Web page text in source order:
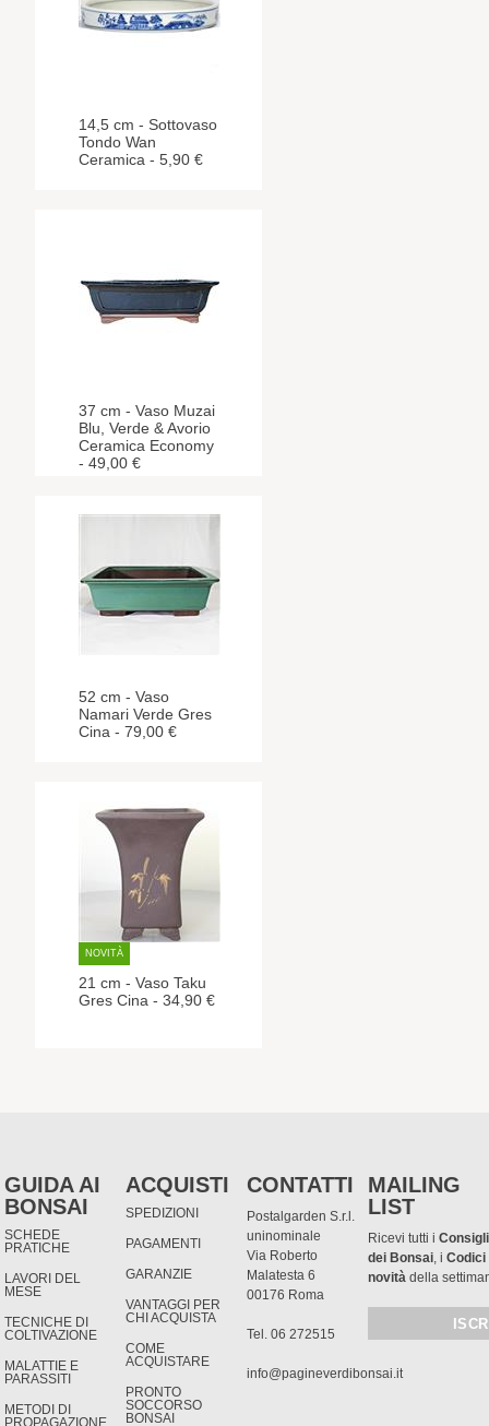
14,5 cm - Sottovaso
Tondo Wan
Ceramica - 5,90 €
37 cm - Vaso Muzai
Blu, Verde & Avorio
Ceramica Economy
- 49,00 €
52 cm - Vaso
Namari Verde Gres
Cina - 79,00 €
NOVITÀ
21 cm - Vaso Taku
Gres Cina - 34,90 €
GUIDA AI
BONSAI
SCHEDE
PRATICHE
LAVORI DEL
MESE
TECNICHE DI
COLTIVAZIONE
MALATTIE E
PARASSITI
METODI DI
PROPAGAZIONE
ACQUISTI
SPEDIZIONI
PAGAMENTI
GARANZIE
VANTAGGI PER
CHI ACQUISTA
COME
ACQUISTARE
PRONTO
SOCCORSO
BONSAI
CONTATTI
Postalgarden S.r.l.
uninominale
Via Roberto
Malatesta 6
00176 Roma
Tel. 06 272515
info@pagineverdibonsai.it
MAILING
LIST
Ricevi tutti i
dei Bonsai, iCodici
novità della